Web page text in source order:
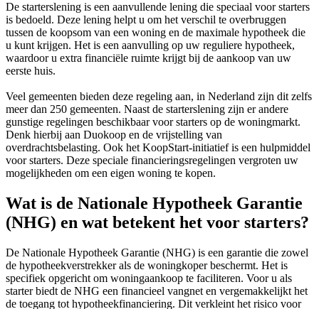
De starterslening is een aanvullende lening die speciaal voor starters
is bedoeld. Deze lening helpt u om het verschil te overbruggen
tussen de koopsom van een woning en de maximale hypotheek die
u kunt krijgen. Het is een aanvulling op uw reguliere hypotheek,
waardoor u extra financiële ruimte krijgt bij de aankoop van uw
eerste huis.
Veel gemeenten bieden deze regeling aan, in Nederland zijn dit zelfs
meer dan 250 gemeenten. Naast de starterslening zijn er andere
gunstige regelingen beschikbaar voor starters op de woningmarkt.
Denk hierbij aan Duokoop en de vrijstelling van
overdrachtsbelasting. Ook het KoopStart-initiatief is een hulpmiddel
voor starters. Deze speciale financieringsregelingen vergroten uw
mogelijkheden om een eigen woning te kopen.
Wat is de Nationale Hypotheek Garantie
(NHG) en wat betekent het voor starters?
De Nationale Hypotheek Garantie (NHG) is een garantie die zowel
de hypotheekverstrekker als de woningkoper beschermt. Het is
specifiek opgericht om woningaankoop te faciliteren. Voor u als
starter biedt de NHG een financieel vangnet en vergemakkelijkt het
de toegang tot hypotheekfinanciering. Dit verkleint het risico voor